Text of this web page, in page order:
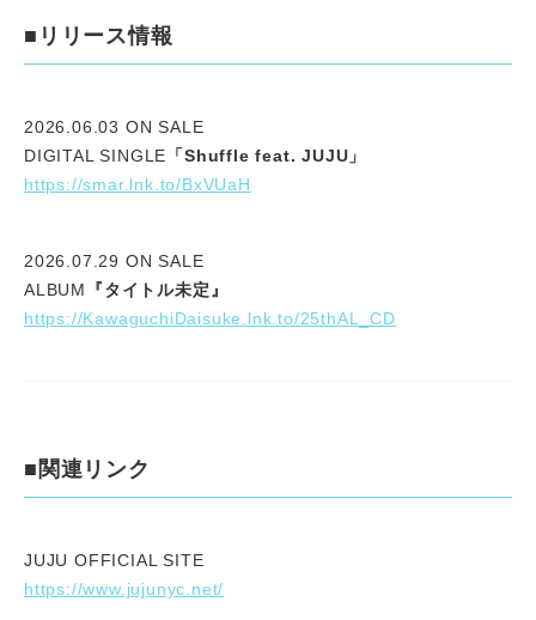
■リリース情報
2026.06.03 ON SALE
DIGITAL SINGLE 「Shuffle feat. JUJU」
https://smar.lnk.to/BxVUaH
2026.07.29 ON SALE
ALBUM
『タイトル未定』
https://KawaguchiDaisuke.lnk.to/25thAL_CD
■関連リンク
JUJU OFFICIAL SITE
https://www.jujunyc.net/